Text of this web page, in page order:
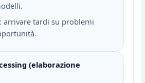
arrivare tardi su problemi
(elaborazione